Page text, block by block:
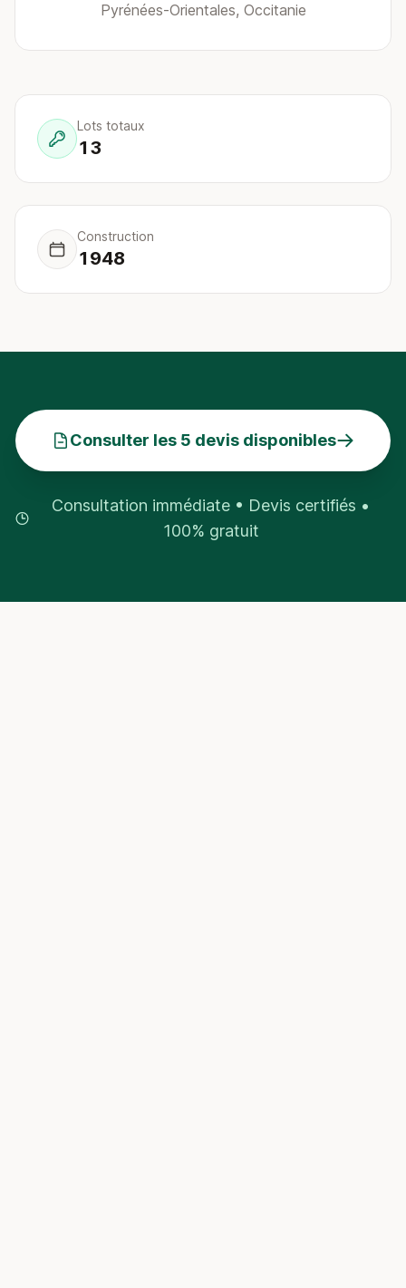
Pyrénées-Orientales, Occitanie
Lots totaux
13
Construction
1948
Consulter les 5 devis disponibles
Consultation immédiate • Devis certifiés •
100% gratuit